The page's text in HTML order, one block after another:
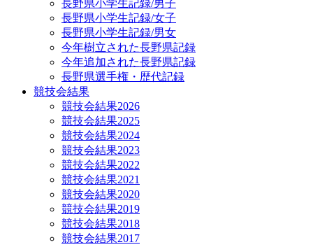
長野県小学生記録/男子
長野県小学生記録/女子
長野県小学生記録/男女
今年樹立された長野県記録
今年追加された長野県記録
長野県選手権・歴代記録
競技会結果
競技会結果2026
競技会結果2025
競技会結果2024
競技会結果2023
競技会結果2022
競技会結果2021
競技会結果2020
競技会結果2019
競技会結果2018
競技会結果2017